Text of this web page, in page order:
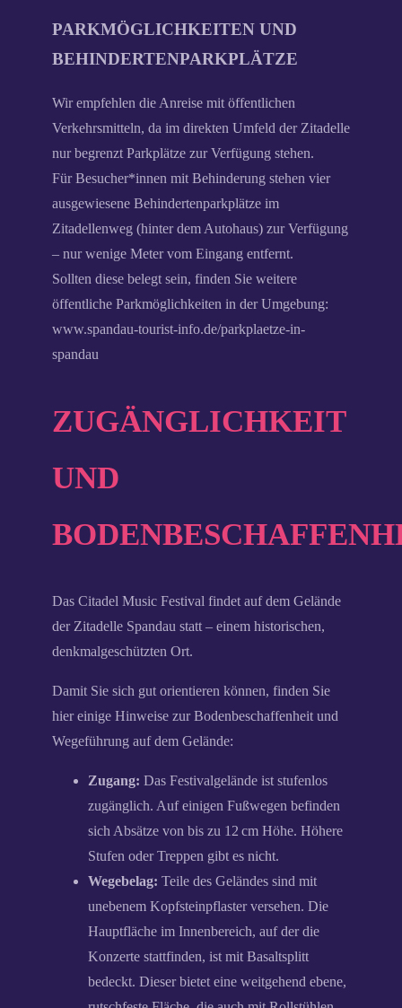
PARKMÖGLICHKEITEN UND
BEHINDERTENPARKPLÄTZE
Wir empfehlen die Anreise mit öffentlichen
Verkehrsmitteln, da im direkten Umfeld der Zitadelle
nur begrenzt Parkplätze zur Verfügung stehen.
Für Besucher*innen mit Behinderung stehen vier
ausgewiesene Behindertenparkplätze im
Zitadellenweg (hinter dem Autohaus) zur Verfügung
– nur wenige Meter vom Eingang entfernt.
Sollten diese belegt sein, finden Sie weitere
öffentliche Parkmöglichkeiten in der Umgebung:
www.spandau-tourist-info.de/parkplaetze-in-
spandau
ZUGÄNGLICHKEIT
UND
Das Citadel Music Festival findet auf dem Gelände
der Zitadelle Spandau statt – einem historischen,
denkmalgeschützten Ort.
Damit Sie sich gut orientieren können, finden Sie
hier einige Hinweise zur Bodenbeschaffenheit und
Wegeführung auf dem Gelände:
Zugang: Das Festivalgelände ist stufenlos
zugänglich. Auf einigen Fußwegen befinden
sich Absätze von bis zu 12 cm Höhe. Höhere
Stufen oder Treppen gibt es nicht.
Wegebelag: Teile des Geländes sind mit
unebenem Kopfsteinpflaster versehen. Die
Hauptfläche im Innenbereich, auf der die
Konzerte stattfinden, ist mit Basaltsplitt
bedeckt. Dieser bietet eine weitgehend ebene,